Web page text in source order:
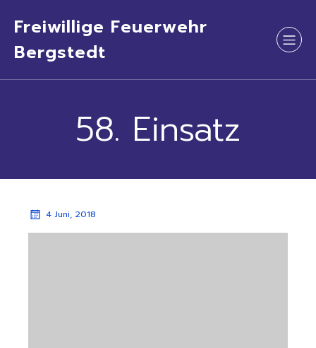
Freiwillige Feuerwehr
Bergstedt
58. Einsatz
4 Juni, 2018